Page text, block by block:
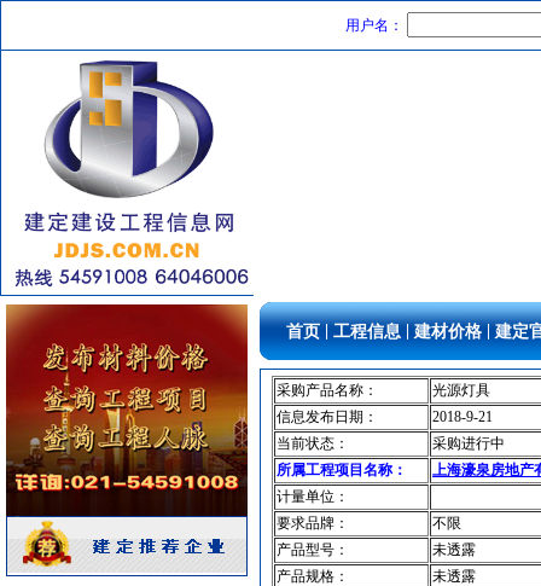
用户名：
二头隔栅射灯 [采购中]
消防工程
[采购中]
石材木材 [采购中]
消防火警 [采购中]
吸顶灯 [采购中]
加气混凝土砌块
[采购中]
消防设施 [采购中]
墙地面砖 [采购中]
改型剂等 [采购中]
低压配电房 [采购中]
空调设备
[采购中]
水泵房 [采购中]
电线电缆 [采购中]
商品混凝土 [采购中]
变频给水设备 [采购中]
首页 工程信息 建材价格 建定
采购产品名称：
光源灯具
信息发布日期：
2018-9-21
当前状态：
采购进行中
所属工程项目名称：
上海濠泉房地产
计量单位：
要求品牌：
不限
产品型号：
未透露
产品规格：
未透露